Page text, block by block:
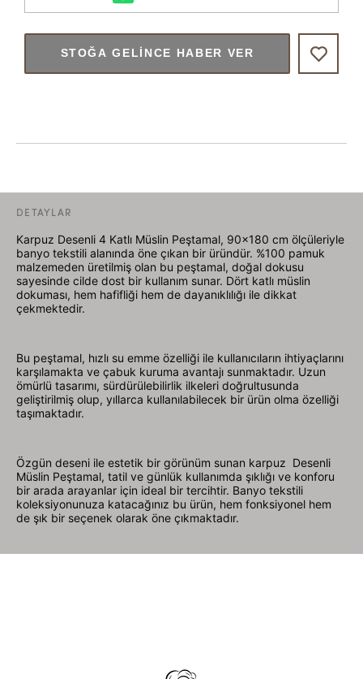
STOĞA GELINCE HABER VER
DETAYLAR
Karpuz Desenli 4 Katlı Müslin Peştamal, 90x180 cm ölçüleriyle
banyo tekstili alanında öne çıkan bir üründür. %100 pamuk
malzemeden üretilmiş olan bu peştamal, doğal dokusu
sayesinde cilde dost bir kullanım sunar. Dört katlı müslin
dokuması, hem hafifliği hem de dayanıklılığı ile dikkat
çekmektedir.
Bu peştamal, hızlı su emme özelliği ile kullanıcıların ihtiyaçlarını
karşılamakta ve çabuk kuruma avantajı sunmaktadır. Uzun
ömürlü tasarımı, sürdürülebilirlik ilkeleri doğrultusunda
geliştirilmiş olup, yıllarca kullanılabilecek bir ürün olma özelliği
taşımaktadır.
Özgün deseni ile estetik bir görünüm sunan karpuz Desenli
Müslin Peştamal, tatil ve günlük kullanımda şıklığı ve konforu
bir arada arayanlar için ideal bir tercihtir. Banyo tekstili
koleksiyonunuza katacağınız bu ürün, hem fonksiyonel hem
de şık bir seçenek olarak öne çıkmaktadır.